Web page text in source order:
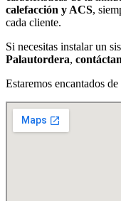
calefacción y ACS,
cada cliente.
Si necesitas instalar un
Palautordera,
Estaremos encantados de